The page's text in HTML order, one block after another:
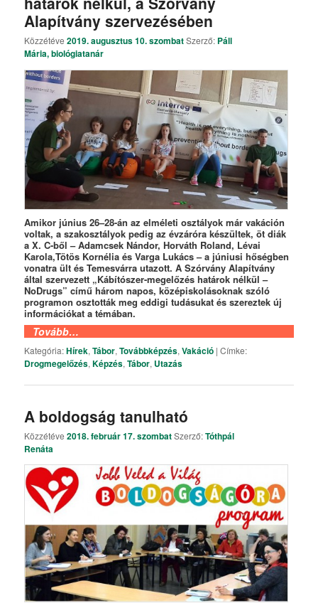
Alapítvány szervezésében
Közzétéve2019. augusztus 10. szombatSzerző: Páll
Mária, biológiatanár
Amikor június 26–28-án az elméleti osztályok már vakáción
voltak, a szakosztályok pedig az évzáróra készültek, öt diák
a X. C-ből – Adamcsek Nándor, Horváth Roland, Lévai
Karola,Tötös Kornélia és Varga Lukács – a júniusi hőségben
vonatra ült és Temesvárra utazott. A Szórvány Alapítvány
által szervezett „Kábítószer-megelőzés határok nélkül –
NoDrugs” című három napos, középiskolásoknak szóló
programon osztották meg eddigi tudásukat és szereztek új
információkat a témában.
Tovább…
Kategória:Hírek,Tábor,Továbbképzés,Vakáció |Címke:
Drogmegelőzés,Képzés,Tábor, Utazás
A boldogság tanulható
Közzétéve2018. február 17. szombatSzerző:Tóthpál
Renáta